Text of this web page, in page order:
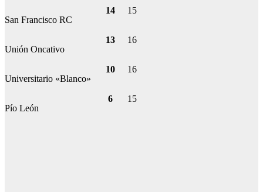
San Francisco RC
14 15
Unión Oncativo
13 16
Universitario «Blanco»
10 16
Pío León
6 15